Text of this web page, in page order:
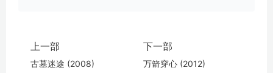
上一部
古墓迷途 (2008)
下一部
万箭穿心 (2012)